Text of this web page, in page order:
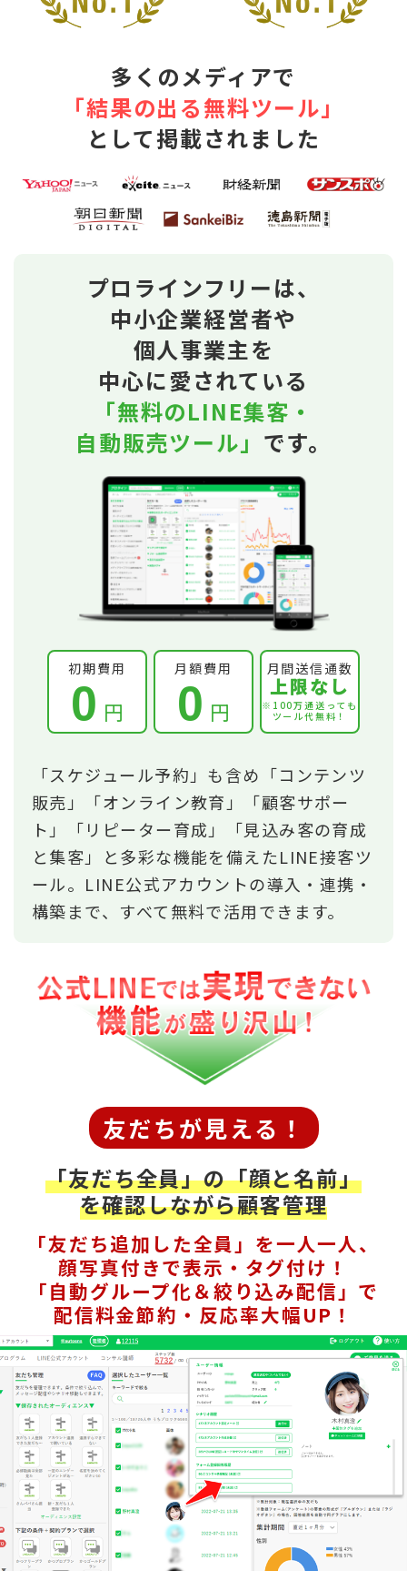
多くのメディアで
｢結果の出る無料ツール｣
として掲載されました
プロラインフリーは、
中小企業経営者や
個人事業主を
中心に愛されている
「無料のLINE集客・
自動販売ツール」 です。
初期費用
0 円
月額費用
0 円
月間送信通数
上限なし
※100万通送っても
ツール代無料！
「スケジュール予約」も含め「コンテンツ
販売」「オンライン教育」「顧客サポー
ト」「リピーター育成」「見込み客の育成
と集客」と多彩な機能を備えたLINE接客ツ
ール。LINE公式アカウントの導入・連携・
構築まで、すべて無料で活用できます。
友だちが見える！
「友だち全員」の「顔と名前」
を確認しながら顧客管理
「友だち追加した全員」を一人一人、
顔写真付きで表示・タグ付け！
「自動グループ化＆絞り込み配信」で
配信料金節約・反応率大幅UP！